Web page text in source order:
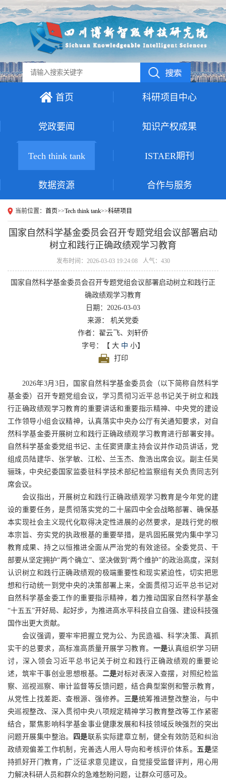
首页 科研项目中心
党政要闻 知识产权成果
Tech think tank ISTAER期刊
数据资源 合作与服务
当前位置： 首页>>Tech think tank>>科研项目
国家自然科学基金委员会召开专题党组会议部署启动
树立和践行正确政绩观学习教育
发布时间：2026-03-03 19:24:08 人气：430
国家自然科学基金委员会召开专题党组会议部署启动树立和践行正
确政绩观学习教育
日期：2026-03-03
来源： 机关党委
作者：翟云飞、刘轩侨
字号：【 大 中 小】
打印
2026年3月3日，国家自然科学基金委员会（以下简称自然科学
基金委）召开专题党组会议，学习贯彻习近平总书记关于树立和践
行正确政绩观学习教育的重要讲话和重要指示精神、中央党的建设
工作领导小组会议精神，认真落实中央办公厅有关通知要求，对自
然科学基金委开展树立和践行正确政绩观学习教育进行部署安排。
自然科学基金委党组书记、主任窦贤康主持会议并作动员讲话，党
组成员陆建华、张学敏、江松、兰玉杰、詹浩出席会议。副主任吴
骊珠，中央纪委国家监委驻科学技术部纪检监察组有关负责同志列
席会议。
会议指出，开展树立和践行正确政绩观学习教育是今年党的建
设的重要任务，是贯彻落实党的二十届四中全会战略部署、确保基
本实现社会主义现代化取得决定性进展的必然要求，是践行党的根
本宗旨、夯实党的执政根基的重要举措，是巩固拓展党内集中学习
教育成果、持之以恒推进全面从严治党的有效途径。全委党员、干
部要从坚定拥护“两个确立”、坚决做到“两个维护”的政治高度，深刻
认识树立和践行正确政绩观的极端重要性和现实紧迫性，切实把思
想和行动统一到党中央的决策部署上来，全面贯彻习近平总书记对
自然科学基金委工作的重要指示精神，着力推动国家自然科学基金
“十五五”开好局、起好步，为推进高水平科技自立自强、建设科技强
国作出更大贡献。
会议强调，要牢牢把握立党为公、为民造福、科学决策、真抓
实干的总要求，高标准高质量开展学习教育。 一是认真组织学习研
讨，深入领会习近平总书记关于树立和践行正确政绩观的重要论
述，筑牢干事创业思想根基。 二是对标对表深入查摆，对照纪检监
察、巡视巡察、审计监督等反馈问题，结合典型案例和警示教育，
从党性上找差距、查根源、强修养。 三是统筹推进整改整治，与中
央巡视整改、深入贯彻中央八项规定精神学习教育整改等工作紧密
结合，聚焦影响科学基金事业健康发展和科技领域反映强烈的突出
问题开展集中整治。
四是联系实际建章立制，健全有效防范和纠治
政绩观偏差工作机制，完善选人用人导向和考核评价体系。五是坚
持抓好开门教育，广泛征求意见建议，自觉接受监督评判，用心用
力解决科研人员和群众的急难愁盼问题，让群众可感可及。